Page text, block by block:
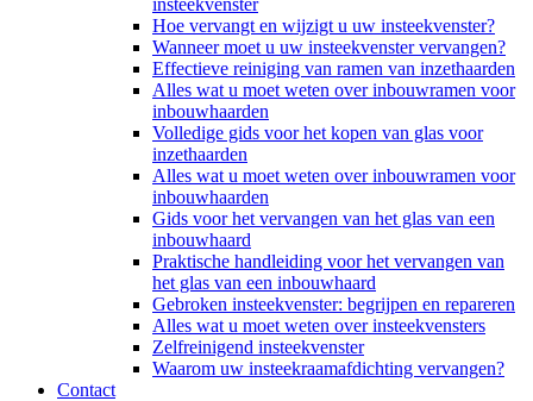
insteekvenster
Hoe vervangt en wijzigt u uw insteekvenster?
Wanneer moet u uw insteekvenster vervangen?
Effectieve reiniging van ramen van inzethaarden
Alles wat u moet weten over inbouwramen voor
inbouwhaarden
Volledige gids voor het kopen van glas voor
inzethaarden
Alles wat u moet weten over inbouwramen voor
inbouwhaarden
Gids voor het vervangen van het glas van een
inbouwhaard
Praktische handleiding voor het vervangen van
het glas van een inbouwhaard
Gebroken insteekvenster: begrijpen en repareren
Alles wat u moet weten over insteekvensters
Zelfreinigend insteekvenster
Waarom uw insteekraamafdichting vervangen?
Contact